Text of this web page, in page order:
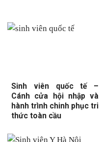
Sinh viên quốc tế –
Cánh cửa hội nhập và
hành trình chinh phục tri
thức toàn cầu